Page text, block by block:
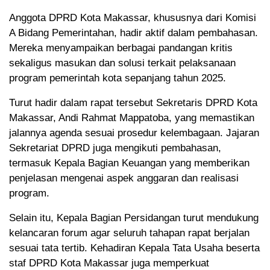
Anggota DPRD Kota Makassar, khususnya dari Komisi
A Bidang Pemerintahan, hadir aktif dalam pembahasan.
Mereka menyampaikan berbagai pandangan kritis
sekaligus masukan dan solusi terkait pelaksanaan
program pemerintah kota sepanjang tahun 2025.
Turut hadir dalam rapat tersebut Sekretaris DPRD Kota
Makassar, Andi Rahmat Mappatoba, yang memastikan
jalannya agenda sesuai prosedur kelembagaan. Jajaran
Sekretariat DPRD juga mengikuti pembahasan,
termasuk Kepala Bagian Keuangan yang memberikan
penjelasan mengenai aspek anggaran dan realisasi
program.
Selain itu, Kepala Bagian Persidangan turut mendukung
kelancaran forum agar seluruh tahapan rapat berjalan
sesuai tata tertib. Kehadiran Kepala Tata Usaha beserta
staf DPRD Kota Makassar juga memperkuat